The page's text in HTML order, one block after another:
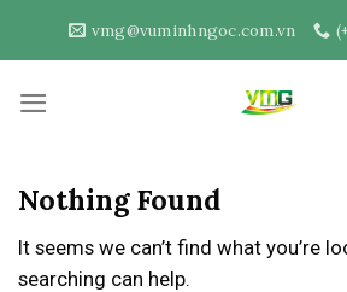
vmg@vuminhngoc.com.vn
Nothing Found
It seems we can’t find what you’re
searching can help.